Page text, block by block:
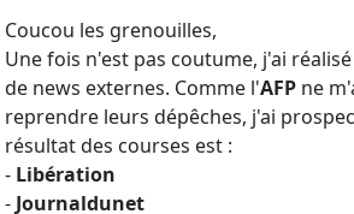
Coucou les grenouilles,
Une fois n'est pas coutume, j'ai
de news externes. Comme l'AFP ne
reprendre leurs dépêches, j'ai
résultat des courses est :
- Libération
- Journaldunet